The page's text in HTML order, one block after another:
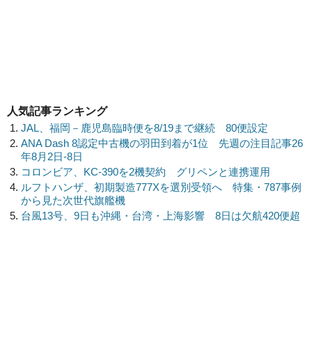
人気記事ランキング
JAL、福岡－鹿児島臨時便を8/19まで継続 80便設定
ANA Dash 8認定中古機の羽田到着が1位 先週の注目記事26
年8月2日-8日
コロンビア、KC-390を2機契約 グリペンと連携運用
ルフトハンザ、初期製造777Xを選別受領へ 特集・787事例
から見た次世代旗艦機
台風13号、9日も沖縄・台湾・上海影響 8日は欠航420便超